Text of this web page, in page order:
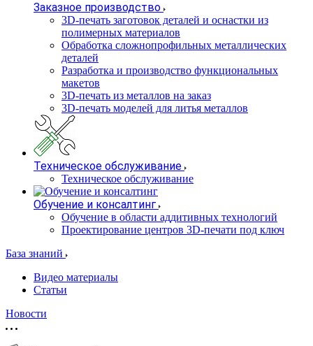
Заказное производство
3D-печать заготовок деталей и оснастки из
полимерных материалов
Обработка сложнопрофильных металлических
деталей
Разработка и производство функциональных
макетов
3D-печать из металлов на заказ
3D-печать моделей для литья металлов
Техническое обслуживание
Техническое обслуживание
Обучение и консалтинг
Обучение в области аддитивных технологий
Проектирование центров 3D-печати под ключ
База знаний
Видео материалы
Статьи
Новости